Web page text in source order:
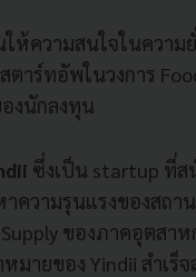
ห้ความสนใจในความ
ร์ทอัพในวงการ
งนักลงทุน
ซึ่งเป็น startup ที่
วามรุนแรงของสถา
ของภาคอุตสา
ายของ Yindii สำเร็จ